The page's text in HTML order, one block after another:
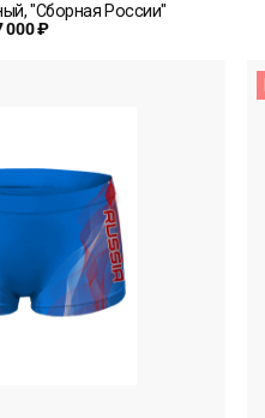
"Сборная России"
000 ₽